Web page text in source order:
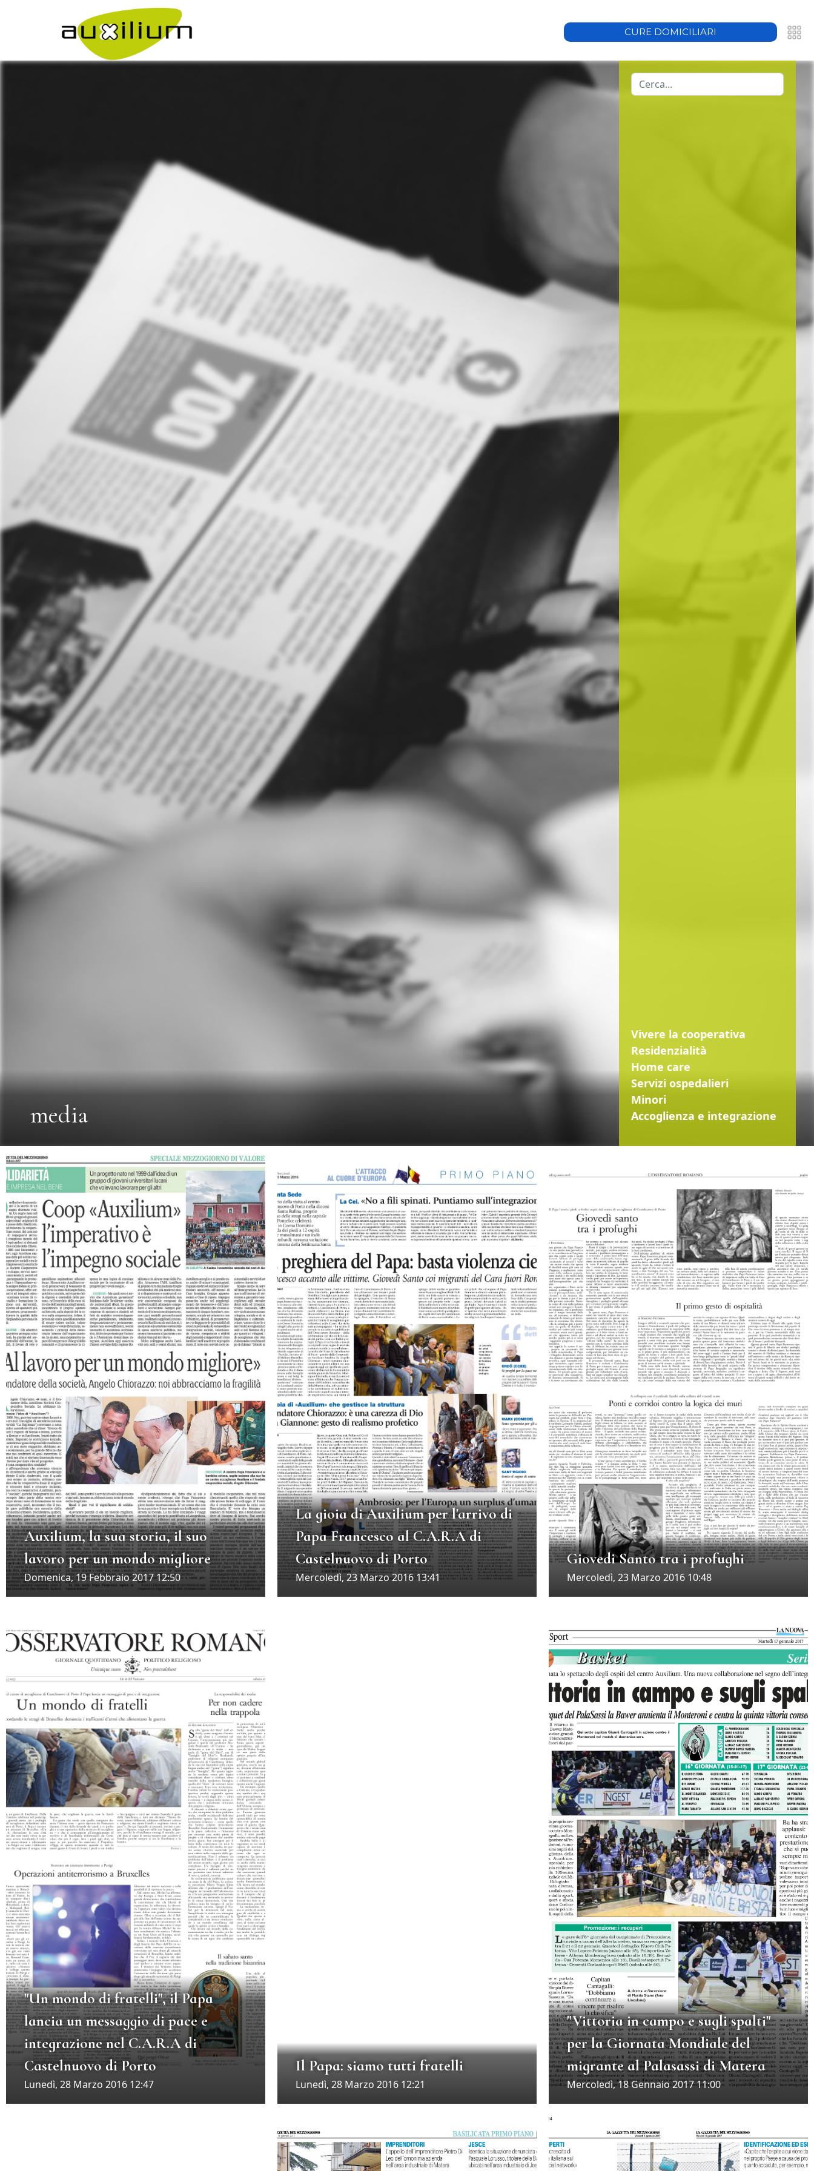
CURE DOMICILIARI
Come Lavoriamo
Ebook
info@coopauxilium.it
media
Cerca...
Vivere la cooperativa
Residenzialità
Home care
Servizi ospedalieri
Minori
Accoglienza e integrazione
Auxilium, la sua storia, il suo
lavoro per un mondo migliore
Domenica, 19 Febbraio 2017 12:50
La gioia di Auxilium per l'arrivo di
Papa Francesco al C.A.R.A di
Castelnuovo di Porto
Mercoledì, 23 Marzo 2016 13:41
Giovedi Santo tra i profughi
Mercoledì, 23 Marzo 2016 10:48
"Un mondo di fratelli", il Papa
lancia un messaggio di pace e
integrazione nel C.A.R.A di
Castelnuovo di Porto
Lunedì, 28 Marzo 2016 12:47
Il Papa: siamo tutti fratelli
Lunedì, 28 Marzo 2016 12:21
"Vittoria in campo e sugli spalti"
per la Giornata Mondiale del
migrante al Palasassi di Matera
Mercoledì, 18 Gennaio 2017 11:00